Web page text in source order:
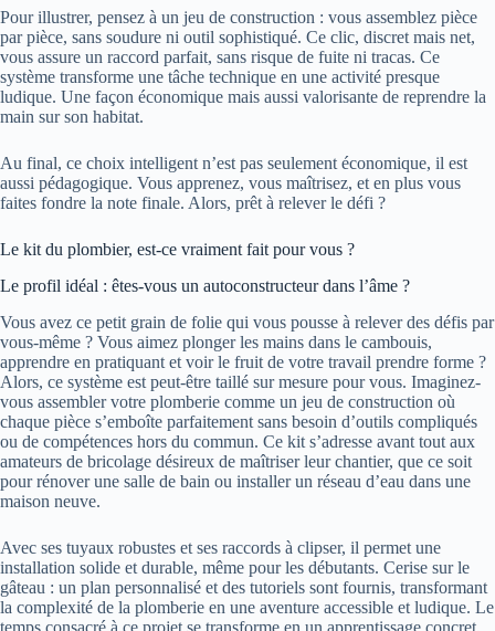
Pour illustrer, pensez à un jeu de construction : vous assemblez pièce
par pièce, sans soudure ni outil sophistiqué. Ce clic, discret mais net,
vous assure un raccord parfait, sans risque de fuite ni tracas. Ce
système transforme une tâche technique en une activité presque
ludique. Une façon économique mais aussi valorisante de reprendre la
main sur son habitat.
Au final, ce choix intelligent n’est pas seulement économique, il est
aussi pédagogique. Vous apprenez, vous maîtrisez, et en plus vous
faites fondre la note finale. Alors, prêt à relever le défi ?
Le kit du plombier, est-ce vraiment fait pour vous ?
Le profil idéal : êtes-vous un autoconstructeur dans l’âme ?
Vous avez ce petit grain de folie qui vous pousse à relever des défis par
vous-même ? Vous aimez plonger les mains dans le cambouis,
apprendre en pratiquant et voir le fruit de votre travail prendre forme ?
Alors, ce système est peut-être taillé sur mesure pour vous. Imaginez-
vous assembler votre plomberie comme un jeu de construction où
chaque pièce s’emboîte parfaitement sans besoin d’outils compliqués
ou de compétences hors du commun. Ce kit s’adresse avant tout aux
amateurs de bricolage désireux de maîtriser leur chantier, que ce soit
pour rénover une salle de bain ou installer un réseau d’eau dans une
maison neuve.
Avec ses tuyaux robustes et ses raccords à clipser, il permet une
installation solide et durable, même pour les débutants. Cerise sur le
gâteau : un plan personnalisé et des tutoriels sont fournis, transformant
la complexité de la plomberie en une aventure accessible et ludique. Le
temps consacré à ce projet se transforme en un apprentissage concret,